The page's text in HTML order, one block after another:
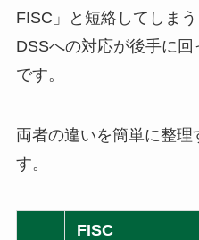
FISC」と短絡してしま
DSSへの対応が後手に
です。
両者の違いを簡単に整
す。
FISC